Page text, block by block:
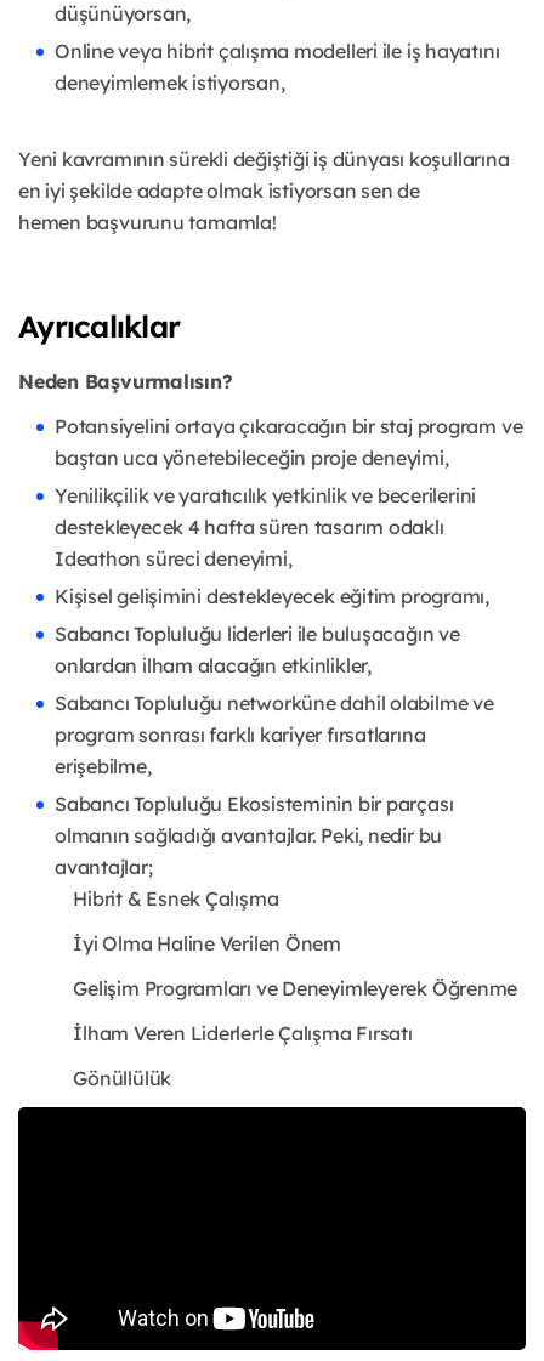
düşünüyorsan,
Online veya hibrit çalışma modelleri ile iş hayatını
deneyimlemek istiyorsan,
Yeni kavramının sürekli değiştiği iş dünyası koşullarına
en iyi şekilde adapte olmak istiyorsan sen de
hemen başvurunu tamamla!
Ayrıcalıklar
Neden Başvurmalısın?
Potansiyelini ortaya çıkaracağın bir staj program ve
baştan uca yönetebileceğin proje deneyimi,
Yenilikçilik ve yaratıcılık yetkinlik ve becerilerini
destekleyecek 4 hafta süren tasarım odaklı
Ideathon süreci deneyimi,
Kişisel gelişimini destekleyecek eğitim programı,
Sabancı Topluluğu liderleri ile buluşacağın ve
onlardan ilham alacağın etkinlikler,
Sabancı Topluluğu networküne dahil olabilme ve
program sonrası farklı kariyer fırsatlarına
erişebilme,
Sabancı Topluluğu Ekosisteminin bir parçası
olmanın sağladığı avantajlar. Peki, nedir bu
avantajlar;
Hibrit & Esnek Çalışma
İyi Olma Haline Verilen Önem
Gelişim Programları ve Deneyimleyerek Öğrenme
İlham Veren Liderlerle Çalışma Fırsatı
Gönüllülük